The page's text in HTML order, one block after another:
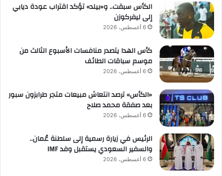
الكأس سبقت.. و«بيلد» تؤكد اقتراب عودة ديابي
إلى ليفركوزن
6 أغسطس، 2026
كأس الهدا يتصدر منافسات الأسبوع الثالث من
موسم سباقات الطائف
6 أغسطس، 2026
«الكأس» ترصد انتعاش مبيعات متجر طرابزون سبور
بعد صفقة محمد صلاح
6 أغسطس، 2026
الرئيس في زيارة رسمية إلى سلطنة عُمان..
والسفير السعودي يستقبل وفد IMF
6 أغسطس، 2026